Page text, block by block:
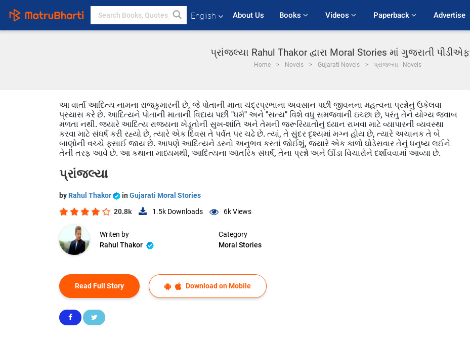
English About Us Books Videos Paperback Advertise
પ્રાંજલ્યા Rahul Thakor દ્વારા Moral Stories માં ગુજરાતી પીડીએફ
Home Novels Gujarati Novels પ્રાંજલ્યા - Novels
આ વાર્તા આદિત્ય નામના રાજકુમારની છે, જે પોતાની માતા ચંદ્રપ્રભાના અવસાન પછી જીવનના મહત્વના પ્રશ્નોનું ઉકેલવા
પ્રયાસ કરે છે. આદિત્યને પોતાની માતાની વિદાય પછી "ધર્મ" અને "સત્ય" વિશે વધુ સમજવાની ઇચ્છા છે, પરંતુ તેને યોગ્ય જવાબ
મળતા નથી. જ્યારે આદિત્ય રાજ્યના ખેડૂતોની સુખ-શાંતિ અને તેમની જરૂરિયાતોનું ધ્યાન રાખવા માટે વ્યાપારની વ્યવસ્થા
કરવા માટે સંઘર્ષ કરી રહ્યો છે, ત્યારે એક દિવસ તે પર્વત પર ચઢે છે. ત્યાં, તે સુંદર દૃશ્યમાં મગ્ન હોય છે, ત્યારે અચાનક તે બે
બાણોની વચ્ચે ફસાઈ જાય છે. આપણે આદિત્યને ડરનો અનુભવ કરતાં જોઈશું, જ્યારે એક કાળો ઘોડેસવાર તેનું ધનુષ્ય લઈને
તેની તરફ આવે છે. આ કથાના માધ્યમથી, આદિત્યના આંતરિક સંઘર્ષ, તેના પ્રશ્નો અને ઊંડા વિચારોને દર્શાવવામાં આવ્યા છે.
પ્રાંજલ્યા
by Rahul Thakor in Gujarati Moral Stories
20.8k 1.5k Downloads 6kViews
Writen by
Rahul Thakor
Category
Moral Stories
Read Full Story Download on Mobile